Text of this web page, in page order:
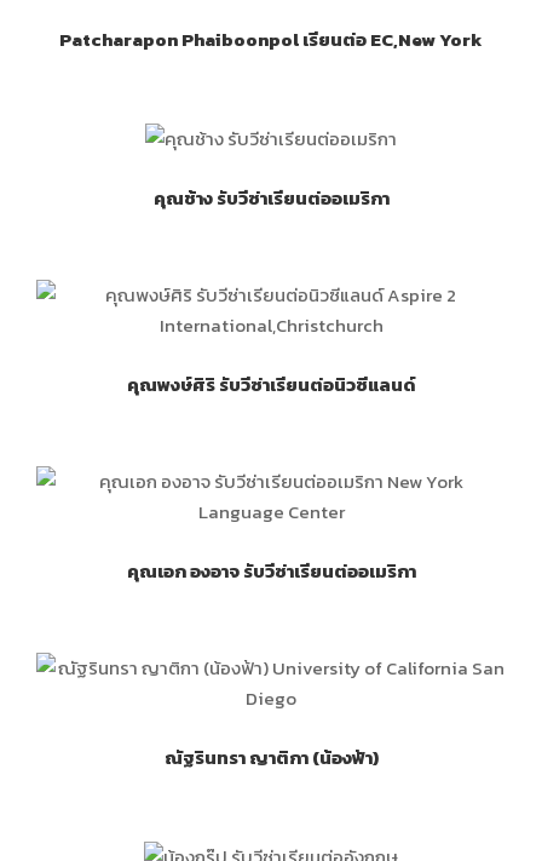
Patcharapon Phaiboonpol เรียนต่อ EC,New York
คุณช้าง รับวีซ่าเรียนต่ออเมริกา
คุณพงษ์ศิริ รับวีซ่าเรียนต่อนิวซีแลนด์
คุณเอก องอาจ รับวีซ่าเรียนต่ออเมริกา
ณัฐรินทรา ญาติกา (น้องฟ้า)